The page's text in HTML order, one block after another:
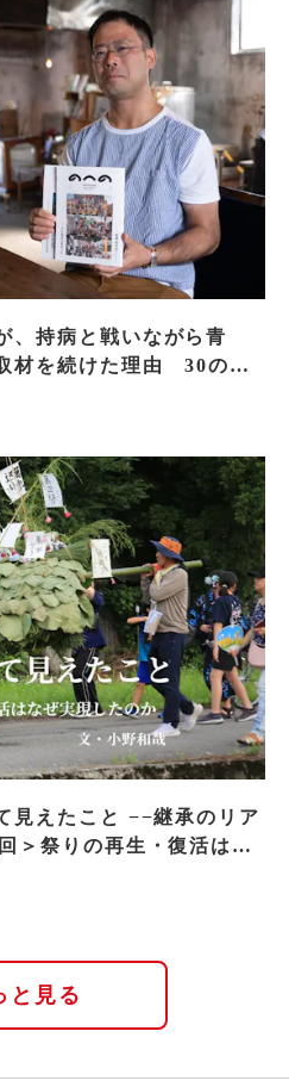
、持病と戦いながら青
材を続けた理由 30の山
見えたこと −−継承のリア
＞祭りの再生・復活はな
と見る